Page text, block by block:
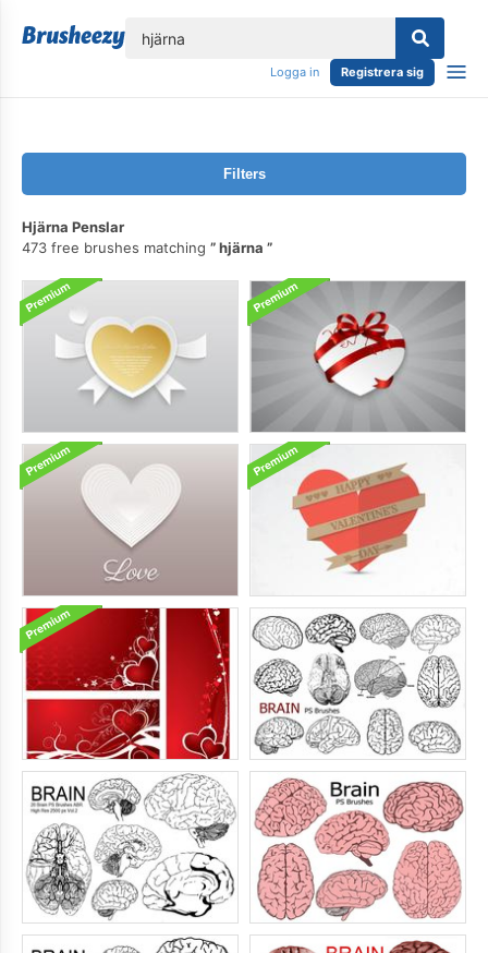
Logga in Registrera sig
Filters
Hjärna Penslar
473 free brushes matching
hjärna